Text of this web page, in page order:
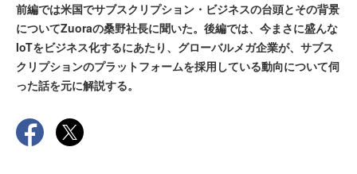
前編では米国でサブスクリプション・ビジネスの台頭とその背景
についてZuoraの桑野社長に聞いた。後編では、今まさに盛んな
IoTをビジネス化するにあたり、グローバルメガ企業が、サブス
クリプションのプラットフォームを採用している動向について伺
った話を元に解説する。